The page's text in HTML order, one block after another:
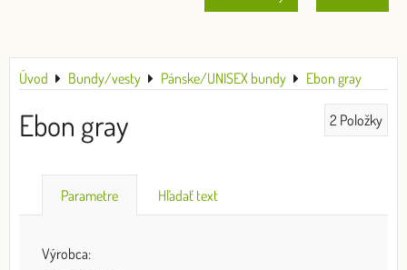
Úvod Bundy/vesty Pánske/UNISEX bundy Ebon gray
Ebon gray 2 Položky
Parametre Hľadať text
Výrobca: